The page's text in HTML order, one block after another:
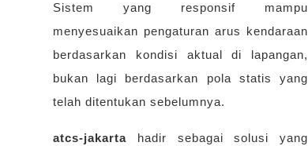
Sistem yang responsif mampu
menyesuaikan pengaturan arus kendaraan
berdasarkan kondisi aktual di lapangan,
bukan lagi berdasarkan pola statis yang
telah ditentukan sebelumnya.
atcs-jakarta hadir sebagai solusi yang